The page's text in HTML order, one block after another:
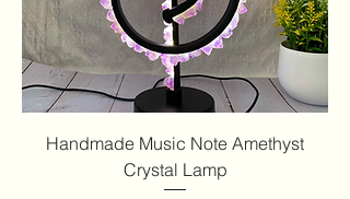
Handmade Music Note Amethyst
Crystal Lamp